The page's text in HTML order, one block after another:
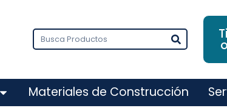
Materiales de Construcción